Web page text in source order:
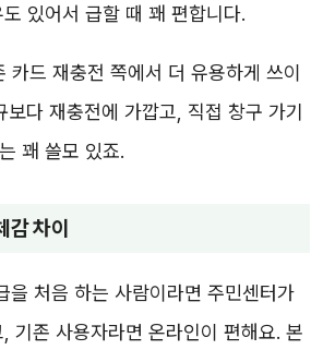
있어서 급할 때 꽤 편합니다.
카드 재충전 쪽에서 더 유용하게 쓰이
보다 재충전에 가깝고, 직접 창구 가기
꽤 쓸모 있죠.
감 차이
을 처음 하는 사람이라면 주민센터가
기존 사용자라면 온라인이 편해요. 본